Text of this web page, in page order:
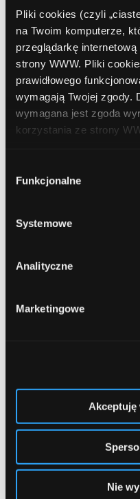
Pliki cookies (czyli
na Twoim komputerze,
przeglądarkę
strony WWW. Pliki
prawidłowego
wymagają Twojej zgody.
wymagana jest zgoda
korzystania ze strony
formy korzystania z
zgody
Funkcjonalne
Systemowe
Analityczne
Marketingowe
Akceptuję
Nie
lipiec 2019
czerwiec 2019
maj 2019
kwiecień 2019
grudzień 2018
październik 2018
sierpień 2018
lipiec 2018
marzec 2018
wrzesień 2017